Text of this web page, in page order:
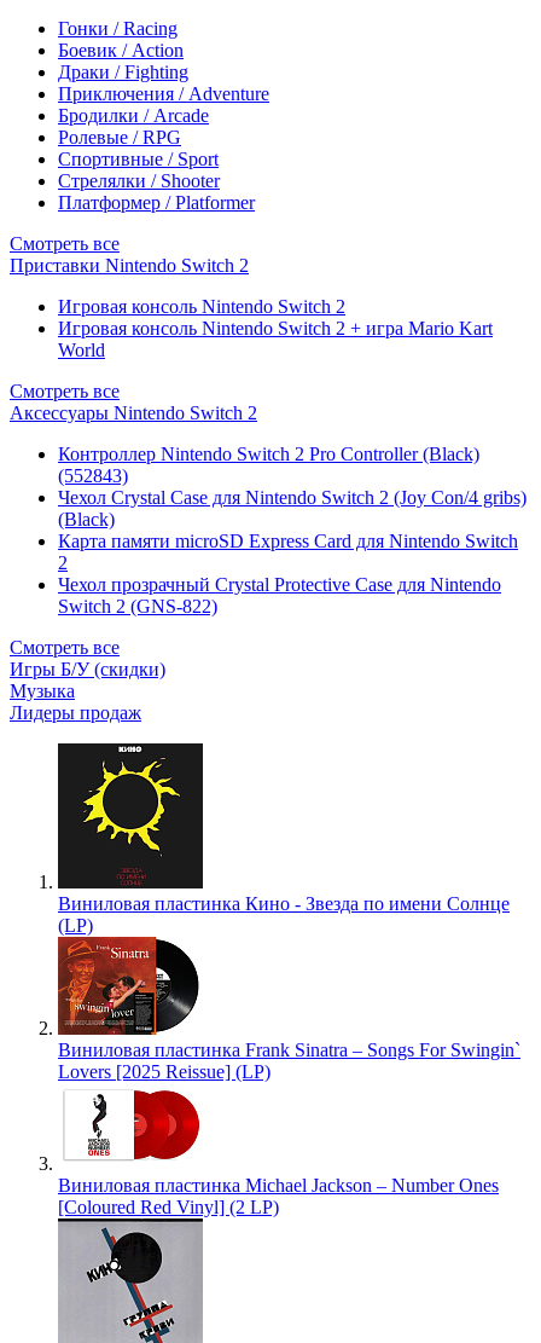
Гонки / Racing
Боевик / Action
Драки / Fighting
Приключения / Adventure
Бродилки / Arcade
Ролевые / RPG
Спортивные / Sport
Стрелялки / Shooter
Платформер / Platformer
Смотреть все
Приставки Nintendo Switch 2
Игровая консоль Nintendo Switch 2
Игровая консоль Nintendo Switch 2 + игра Mario Kart
World
Смотреть все
Аксессуары Nintendo Switch 2
Контроллер Nintendo Switch 2 Pro Controller (Black)
(552843)
Чехол Сrystal Сase для Nintendo Switch 2 (Joy Con/4 gribs)
(Black)
Карта памяти microSD Express Card для Nintendo Switch
2
Чехол прозрачный Crystal Protective Case для Nintendo
Switch 2 (GNS-822)
Смотреть все
Игры Б/У (скидки)
Музыка
Лидеры продаж
Виниловая пластинка Кино - Звезда по имени Солнце
(LP)
Виниловая пластинка Frank Sinatra – Songs For Swingin`
Lovers [2025 Reissue] (LP)
Виниловая пластинка Michael Jackson – Number Ones
[Coloured Red Vinyl] (2 LP)